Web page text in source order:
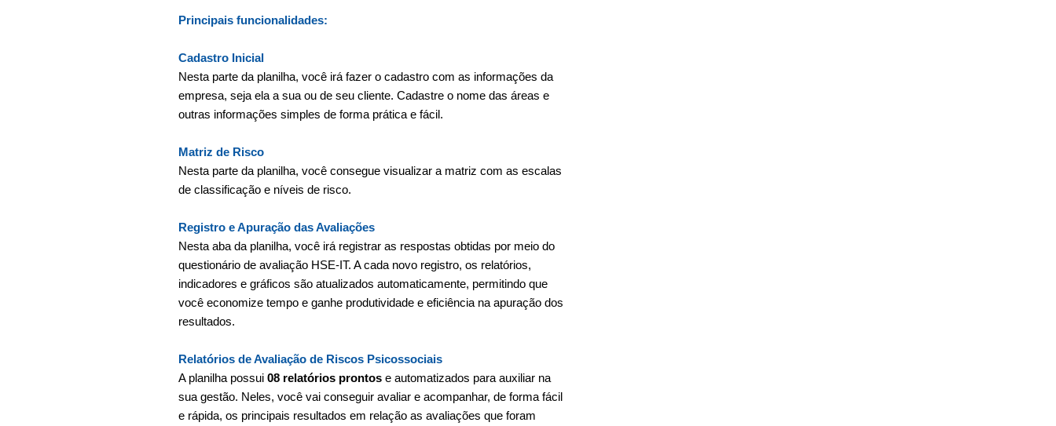
Principais funcionalidades:
Cadastro Inicial
Nesta parte da planilha, você irá fazer o cadastro com as informações da
empresa, seja ela a sua ou de seu cliente. Cadastre o nome das áreas e
outras informações simples de forma prática e fácil.
Matriz de Risco
Nesta parte da planilha, você consegue visualizar a matriz com as escalas
de classificação e níveis de risco.
Registro e Apuração das Avaliações
Nesta aba da planilha, você irá registrar as respostas obtidas por meio do
questionário de avaliação HSE-IT. A cada novo registro, os relatórios,
indicadores e gráficos são atualizados automaticamente, permitindo que
você economize tempo e ganhe produtividade e eficiência na apuração dos
resultados.
Relatórios de Avaliação de Riscos Psicossociais
A planilha possui 08 relatórios prontos e automatizados para auxiliar na
sua gestão. Neles, você vai conseguir avaliar e acompanhar, de forma fácil
e rápida, os principais resultados em relação as avaliações que foram